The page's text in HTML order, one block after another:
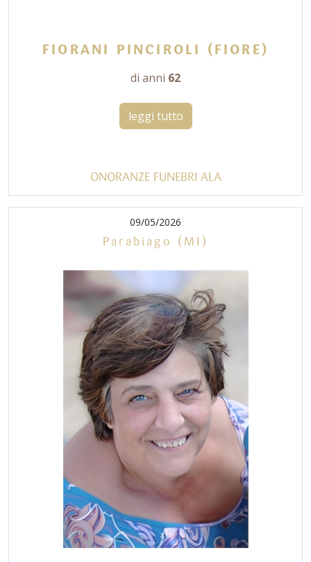
FIORANI PINCIROLI (FIORE)
di anni 62
leggi tutto
ONORANZE FUNEBRI ALA
09/05/2026
Parabiago (MI)